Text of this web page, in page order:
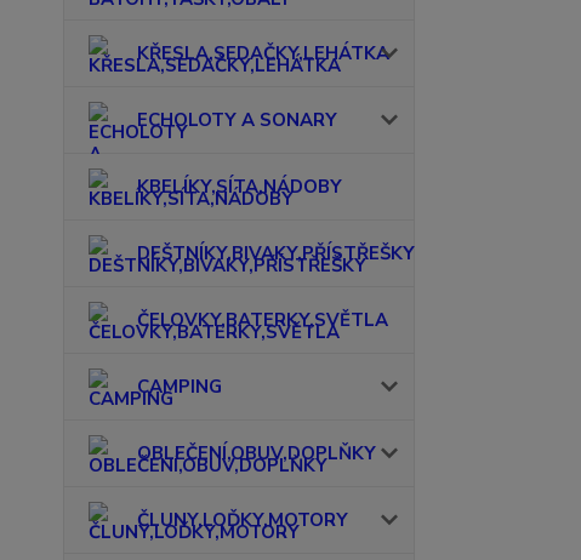
KŘESLA,SEDAČKY,LEHÁTKA
ECHOLOTY A SONARY
KBELÍKY,SÍTA,NÁDOBY
DEŠTNÍKY,BIVAKY,PŘÍSTŘEŠKY
ČELOVKY,BATERKY,SVĚTLA
CAMPING
OBLEČENÍ,OBUV,DOPLŇKY
ČLUNY,LOĎKY,MOTORY